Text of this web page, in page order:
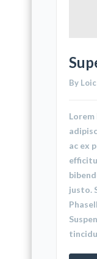
By Loic
ac ex
justo.